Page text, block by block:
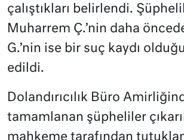
çalıştıkları belirlendi.
Muharrem Ç.’nin daha
G.’nin ise bir suç kaydı
edildi.
Dolandırıcılık Büro
tamamlanan şüpheliler